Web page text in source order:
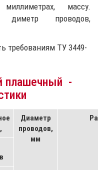
массу.
диметр проводов,
требованиям ТУ 3449-
плашечный -
Диаметр
проводов,
мм